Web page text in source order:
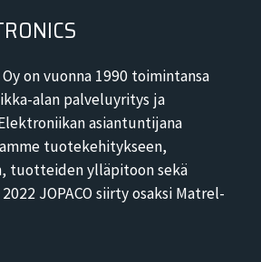
Oy on vuonna 1990 toimintansa
alan palveluyritys ja
asiantuntijana
tuotekehitykseen,
tuotteiden ylläpitoon sekä
JOPACO siirty osaksi Matrel-